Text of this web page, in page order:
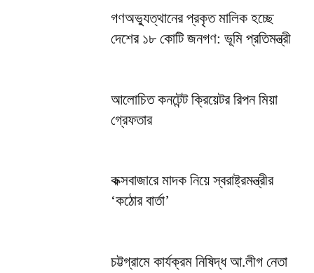
গণঅভ্যুত্থানের প্রকৃত মালিক হচ্ছে
দেশের ১৮ কোটি জনগণ: ভূমি প্রতিমন্ত্রী
আলোচিত কনটেন্ট ক্রিয়েটর রিপন মিয়া
গ্রেফতার
কক্সবাজারে মাদক নিয়ে স্বরাষ্ট্রমন্ত্রীর
‘কঠোর বার্তা’
চট্টগ্রামে কার্যক্রম নিষিদ্ধ আ.লীগ নেতা